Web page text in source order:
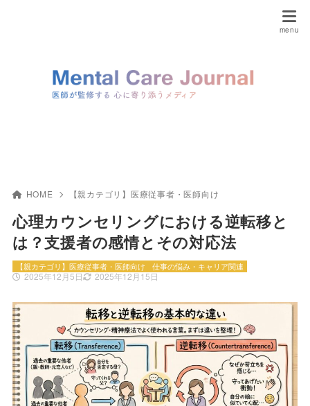
HOME 【親カテゴリ】医療従事者・医師向け
心理カウンセリングにおける逆転移と
は？支援者の感情とその対応法
2025年12月5日 2025年12月15日
【親カテゴリ】医療従事者・医師向け 仕事の悩み・キャリア関連